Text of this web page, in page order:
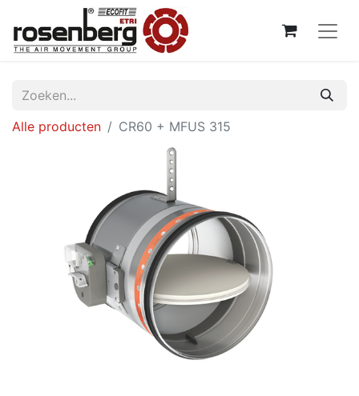
Alle producten CR60 + MFUS 315